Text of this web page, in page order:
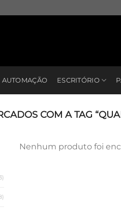
AUTOMAÇÃO ESCRITÓRIO
COM A TAG
Nenhum produto foi